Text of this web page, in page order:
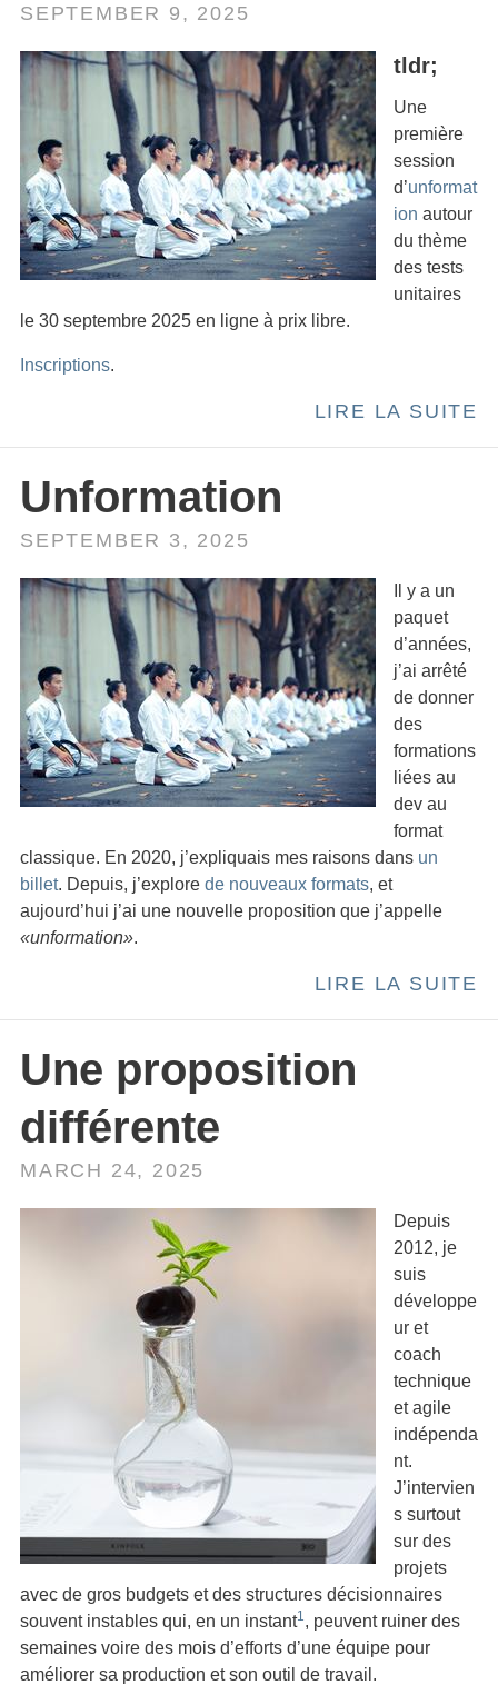
SEPTEMBER 9, 2025
tldr;
Une
première
session
d’unformat
ion autour
du thème
des tests
unitaires
le 30 septembre 2025 en ligne à prix libre.
Inscriptions.
LIRE LA SUITE
Unformation
SEPTEMBER 3, 2025
Il y a un
paquet
d’années,
j’ai arrêté
de donner
des
formations
liées au
dev au
format
classique. En 2020, j’expliquais mes raisons dans un
billet. Depuis, j’explore de nouveaux formats, et
aujourd’hui j’ai une nouvelle proposition que j’appelle
«unformation».
LIRE LA SUITE
Une proposition
différente
MARCH 24, 2025
Depuis
2012, je
suis
développe
ur et
coach
technique
et agile
indépenda
nt.
J’intervien
s surtout
sur des
projets
avec de gros budgets et des structures décisionnaires
souvent instables qui, en un instant1 , peuvent ruiner des
semaines voire des mois d’efforts d’une équipe pour
améliorer sa production et son outil de travail.